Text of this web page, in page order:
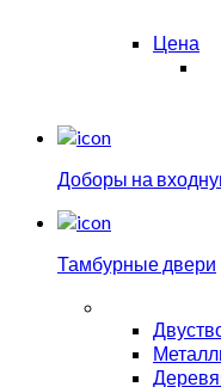
Цена
Доборы на
Тамбурные двери